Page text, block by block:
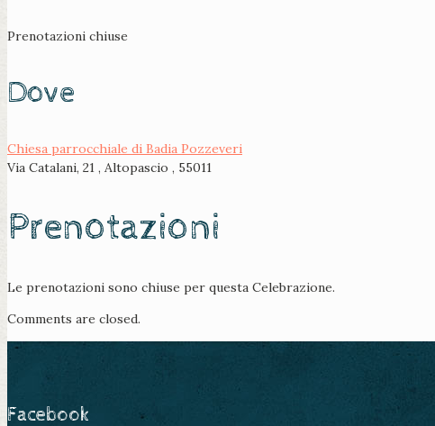
Prenotazioni chiuse
Dove
Chiesa parrocchiale di Badia Pozzeveri
Via Catalani, 21 , Altopascio , 55011
Prenotazioni
Le prenotazioni sono chiuse per questa Celebrazione.
Comments are closed.
Facebook